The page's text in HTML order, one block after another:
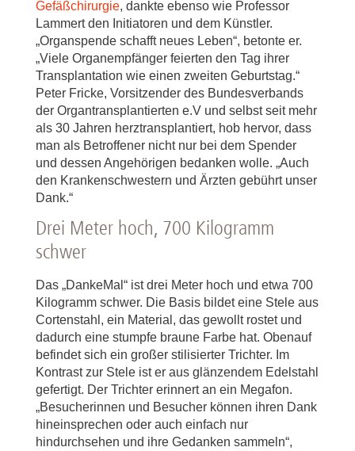
Gefäßchirurgie, dankte ebenso wie Professor
Lammert den Initiatoren und dem Künstler.
„Organspende schafft neues Leben“, betonte er.
„Viele Organempfänger feierten den Tag ihrer
Transplantation wie einen zweiten Geburtstag.“
Peter Fricke, Vorsitzender des Bundesverbands
der Organtransplantierten e.V und selbst seit mehr
als 30 Jahren herztransplantiert, hob hervor, dass
man als Betroffener nicht nur bei dem Spender
und dessen Angehörigen bedanken wolle. „Auch
den Krankenschwestern und Ärzten gebührt unser
Dank.“
Drei Meter hoch, 700 Kilogramm
schwer
Das „DankeMal“ ist drei Meter hoch und etwa 700
Kilogramm schwer. Die Basis bildet eine Stele aus
Cortenstahl, ein Material, das gewollt rostet und
dadurch eine stumpfe braune Farbe hat. Obenauf
befindet sich ein großer stilisierter Trichter. Im
Kontrast zur Stele ist er aus glänzendem Edelstahl
gefertigt. Der Trichter erinnert an ein Megafon.
„Besucherinnen und Besucher können ihren Dank
hineinsprechen oder auch einfach nur
hindurchsehen und ihre Gedanken sammeln“,